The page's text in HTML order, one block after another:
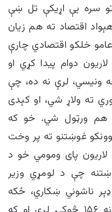
سره یې اړیکې تل ښې
اقتصاد ته هم زیان
خلکو اقتصادي چارې
دوام پیدا کړي او
ونیسي، لرې نه ده، چې
ته ولاړ شي، او کېدی
ورټول شي. خو که
غوښتنو ته پر وخت
پای ومومي خو د
چې د لومړي وزیر
ډېر ناشوني ښکاري، ځکه